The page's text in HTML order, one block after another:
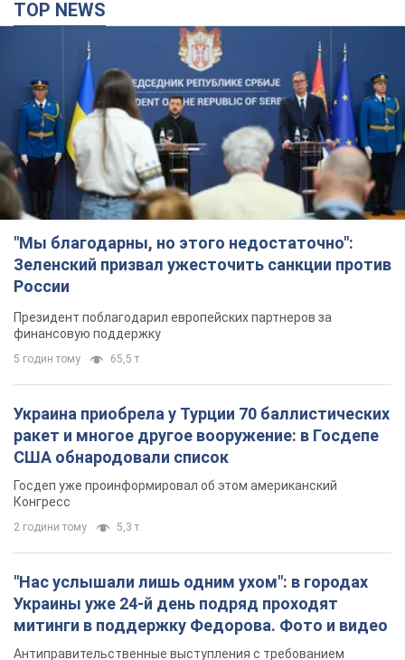
Президент поблагодарил европейских партнеров за
финансовую поддержку
Украина приобрела у Турции 70 баллистических
ракет и многое другое вооружение: в Госдепе
США обнародовали список
Госдеп уже проинформировал об этом американский
Конгресс
2 години тому 5,3 т.
"Нас услышали лишь одним ухом": в городах
Украины уже 24-й день подряд проходят
митинги в поддержку Федорова. Фото и видео
Антиправительственные выступления с требованием
вернуть Федорова продолжаются до сих пор
2 години тому 2,1 т.